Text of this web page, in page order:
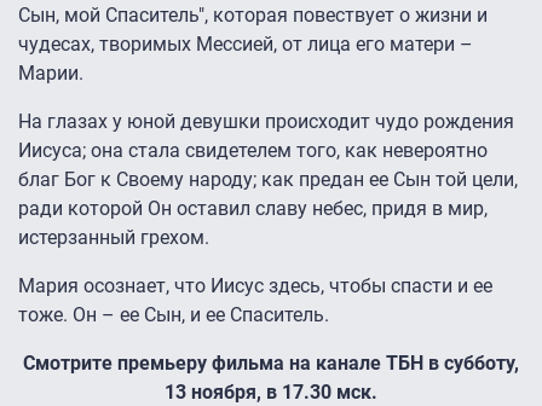
Сын, мой Спаситель", которая повествует о жизни и
чудесах, творимых Мессией, от лица его матери –
Марии.
На глазах у юной девушки происходит чудо рождения
Иисуса; она стала свидетелем того, как невероятно
благ Бог к Своему народу; как предан ее Сын той цели,
ради которой Он оставил славу небес, придя в мир,
истерзанный грехом.
Мария осознает, что Иисус здесь, чтобы спасти и ее
тоже. Он – ее Сын, и ее Спаситель.
Смотрите премьеру фильма на канале ТБН в субботу,
13 ноября, в 17.30 мск.